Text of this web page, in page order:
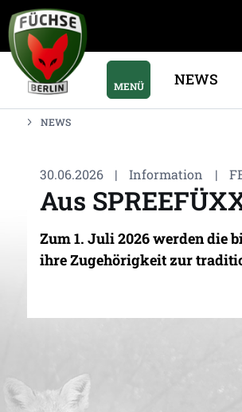
MENÜ NEWS
NEWS
30.06.2026 | Information |
Aus
Zum 1. Juli 2026 werden die
ihre Zugehörigkeit zur